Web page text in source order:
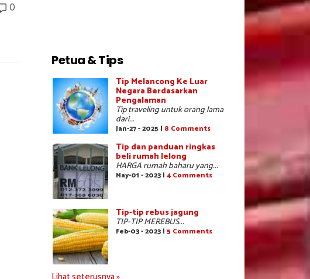
0
Petua & Tips
Tip Melancong Ke Luar
Negara Berdasarkan
Pengalaman
Tip traveling untuk orang lama
dari...
Jan-27 - 2025 | 8 Comments
Tip dan panduan ringkas
beli rumah lelong
HARGA rumah baharu yang...
May-01 - 2023 | 4 Comments
Tip-tip rebus jagung
TIP-TIP MEREBUS...
Feb-03 - 2023 | 5 Comments